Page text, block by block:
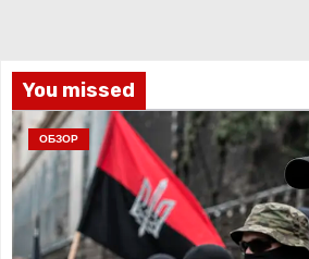
You missed
ОБЗОР